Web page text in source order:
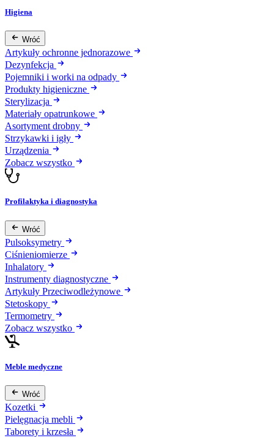
Higiena
Wróć
Artykuły ochronne jednorazowe
Dezynfekcja
Pojemniki i worki na odpady
Produkty higieniczne
Sterylizacja
Materiały opatrunkowe
Asortyment drobny
Strzykawki i igły
Urządzenia
Zobacz wszystko
Profilaktyka i diagnostyka
Wróć
Pulsoksymetry
Ciśnieniomierze
Inhalatory
Instrumenty diagnostyczne
Artykuły Przeciwodleżynowe
Stetoskopy
Termometry
Zobacz wszystko
Meble medyczne
Wróć
Kozetki
Pielęgnacja mebli
Taborety i krzesła